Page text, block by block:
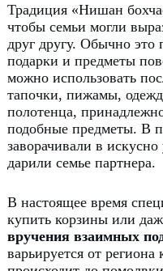
Традиция «Нишан
чтобы семьи могли
друг другу. Обычно это
подарки и предметы
можно использовать
тапочки, пижамы,
полотенца,
подобные предметы. В
заворачивали в
дарили семье партнера.
В настоящее время
купить корзины или
вручения взаимных
варьируется от региона